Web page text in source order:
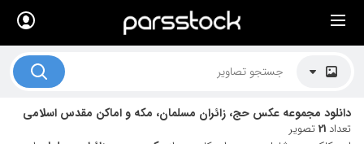
دانلود مجموعه عکس حج، زائران مسلمان، مکه و اماکن مقدس اسلامی
تعداد 21تصویر
× لیست قیمت ها
موضوعات تصاویر